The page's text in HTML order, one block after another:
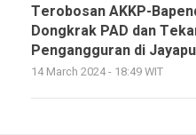
Terobosan AKKP-
Dongkrak PAD dan
Pengangguran di
14 March 2024 - 18:49 WIT